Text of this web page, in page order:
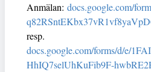
Anmälan: docs.google.com/
resp.
docs.google.com/forms/d/e/
HhIQ7selUhKuFib9F-